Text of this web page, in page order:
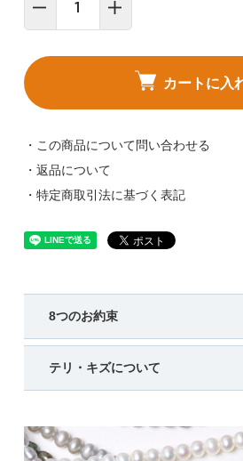
カートに入
・この商品について問い合わせる
・返品について
・特定商取引法に基づく表記
8つのお約束
テリ・キズについて